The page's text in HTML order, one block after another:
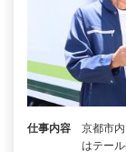
仕事内容
京都市
はテー